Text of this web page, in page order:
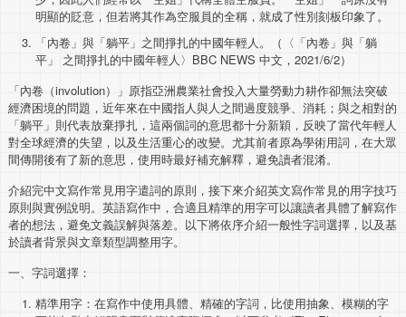
明顯的貶意，但若將其作為空服員的全稱，就成了性別刻板印象了。
「內卷」與「躺平」之間掙扎的中國年輕人。（〈「內卷」與「躺
平」 之間掙扎的中國年輕人〉BBC NEWS 中文，2021/6/2）
「內卷（involution）」原指亞洲農業社會投入大量勞動力耕作卻無法突破
經濟困境的問題，近年來在中國指人與人之間過度競爭、消耗；與之相對的
「躺平」則代表放棄掙扎，這兩個詞的意思都十分新穎，反映了當代年輕人
對全球經濟的失望，以及生活重心的改變。尤其前者原為學術用詞，在大眾
間傳開後有了新的意思，使用時最好補充解釋，避免讀者混淆。
介紹完中文寫作常見用字遣詞的原則，接下來介紹英文寫作常見的用字技巧
原則與實例說明。英語寫作中，合適且精準的用字可以讓讀者具體了解寫作
者的想法，避免文義誤解與落差。以下將依序介紹一般性字詞選擇，以及基
於讀者背景與文章類型調整用字。
一、字詞選擇：
精準用字：在寫作中使用具體、精確的字詞，比使用抽象、模糊的字